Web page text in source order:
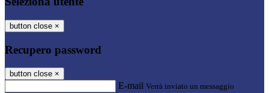
button close ×
Recupero password
button close ×
E-mail Verrà inviato un messaggio